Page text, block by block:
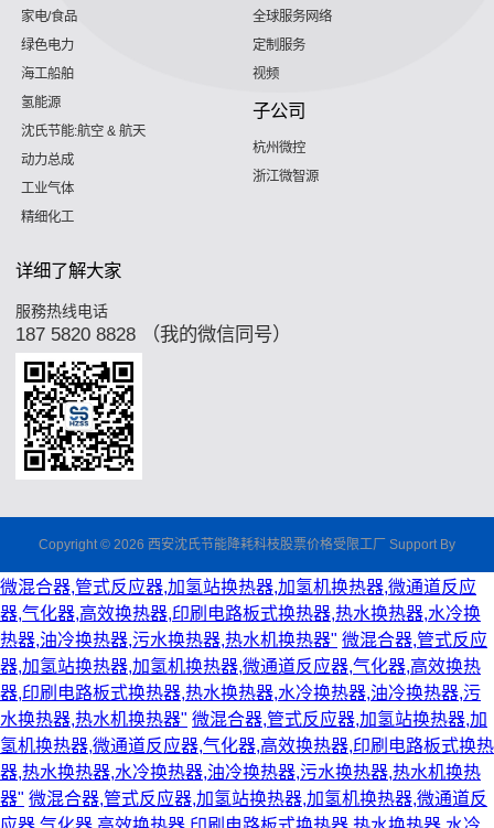
家电/食品
绿色电力
海工船舶
氢能源
沈氏节能:航空 & 航天
动力总成
工业气体
精细化工
全球服务网络
定制服务
视频
子公司
杭州微控
浙江微智源
详细了解大家
服務热线电话
187 5820 8828 （我的微信同号）
Copyright © 2026 西安沈氏节能降耗科枝股票价格受限工厂 Support By
微混合器,管式反应器,加氢站换热器,加氢机换热器,微通道反应
器,气化器,高效换热器,印刷电路板式换热器,热水换热器,水冷换
热器,油冷换热器,污水换热器,热水机换热器" 微混合器,管式反应
器,加氢站换热器,加氢机换热器,微通道反应器,气化器,高效换热
器,印刷电路板式换热器,热水换热器,水冷换热器,油冷换热器,污
水换热器,热水机换热器" 微混合器,管式反应器,加氢站换热器,加
氢机换热器,微通道反应器,气化器,高效换热器,印刷电路板式换热
器,热水换热器,水冷换热器,油冷换热器,污水换热器,热水机换热
器" 微混合器,管式反应器,加氢站换热器,加氢机换热器,微通道反